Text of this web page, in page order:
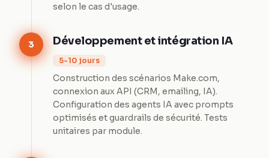
selon le cas d'usage.
3 Développement et intégration IA
5-10 jours
Construction des scénarios Make.com,
connexion aux API (CRM, emailing, IA).
Configuration des agents IA avec prompts
optimisés et guardrails de sécurité. Tests
unitaires par module.